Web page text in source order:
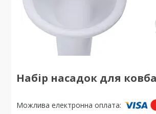
Набір насадок для